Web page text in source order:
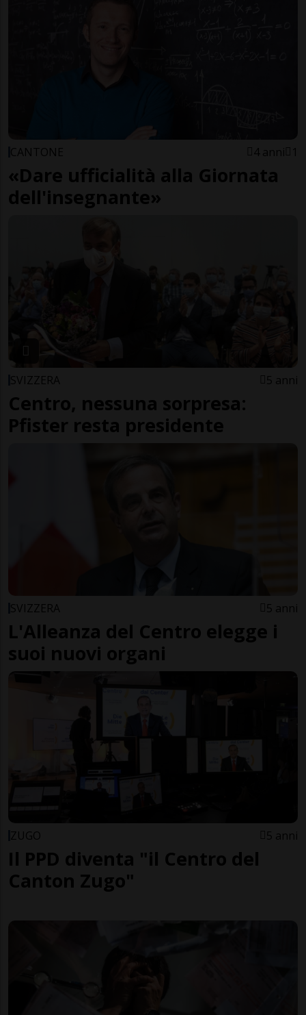
CANTONE 4 anni 1
«Dare ufficialità alla Giornata
dell'insegnante»
SVIZZERA 5 anni
Centro, nessuna sorpresa:
Pfister resta presidente
SVIZZERA 5 anni
L'Alleanza del Centro elegge i
suoi nuovi organi
ZUGO 5 anni
Il PPD diventa "il Centro del
Canton Zugo"